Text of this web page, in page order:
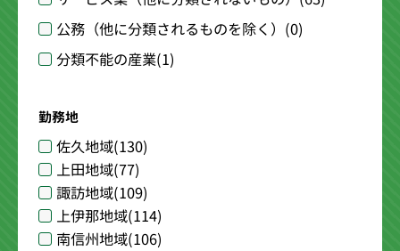
公務（他に分類されるものを除く） (0)
分類不能の産業(1)
勤務地
佐久地域(130)
上田地域(77)
諏訪地域(109)
上伊那地域(114)
南信州地域(106)